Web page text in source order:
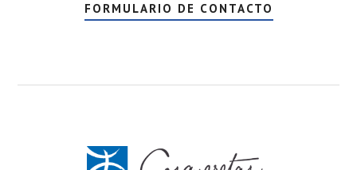
FORMULARIO DE CONTACTO